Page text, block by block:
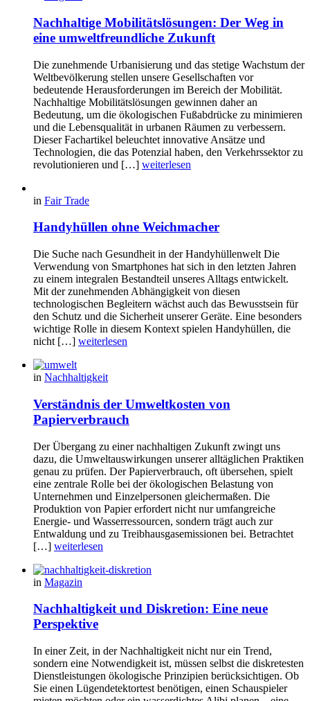
Nachhaltige Mobilitätslösungen: Der Weg in
eine umweltfreundliche Zukunft
Die zunehmende Urbanisierung und das stetige Wachstum der
Weltbevölkerung stellen unsere Gesellschaften vor
bedeutende Herausforderungen im Bereich der Mobilität.
Nachhaltige Mobilitätslösungen gewinnen daher an
Bedeutung, um die ökologischen Fußabdrücke zu minimieren
und die Lebensqualität in urbanen Räumen zu verbessern.
Dieser Fachartikel beleuchtet innovative Ansätze und
Technologien, die das Potenzial haben, den Verkehrssektor zu
revolutionieren und […] weiterlesen
in Fair Trade
Handyhüllen ohne Weichmacher
Die Suche nach Gesundheit in der Handyhüllenwelt Die
Verwendung von Smartphones hat sich in den letzten Jahren
zu einem integralen Bestandteil unseres Alltags entwickelt.
Mit der zunehmenden Abhängigkeit von diesen
technologischen Begleitern wächst auch das Bewusstsein für
den Schutz und die Sicherheit unserer Geräte. Eine besonders
wichtige Rolle in diesem Kontext spielen Handyhüllen, die
nicht […] weiterlesen
in Nachhaltigkeit
Verständnis der Umweltkosten von
Papierverbrauch
Der Übergang zu einer nachhaltigen Zukunft zwingt uns
dazu, die Umweltauswirkungen unserer alltäglichen Praktiken
genau zu prüfen. Der Papierverbrauch, oft übersehen, spielt
eine zentrale Rolle bei der ökologischen Belastung von
Unternehmen und Einzelpersonen gleichermaßen. Die
Produktion von Papier erfordert nicht nur umfangreiche
Energie- und Wasserressourcen, sondern trägt auch zur
Entwaldung und zu Treibhausgasemissionen bei. Betrachtet
[…] weiterlesen
in Magazin
Nachhaltigkeit und Diskretion: Eine neue
Perspektive
In einer Zeit, in der Nachhaltigkeit nicht nur ein Trend,
sondern eine Notwendigkeit ist, müssen selbst die diskretesten
Dienstleistungen ökologische Prinzipien berücksichtigen. Ob
Sie einen Lügendetektortest benötigen, einen Schauspieler